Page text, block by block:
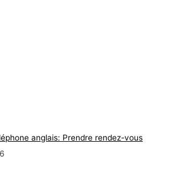
anglais: Prendre rendez-vous